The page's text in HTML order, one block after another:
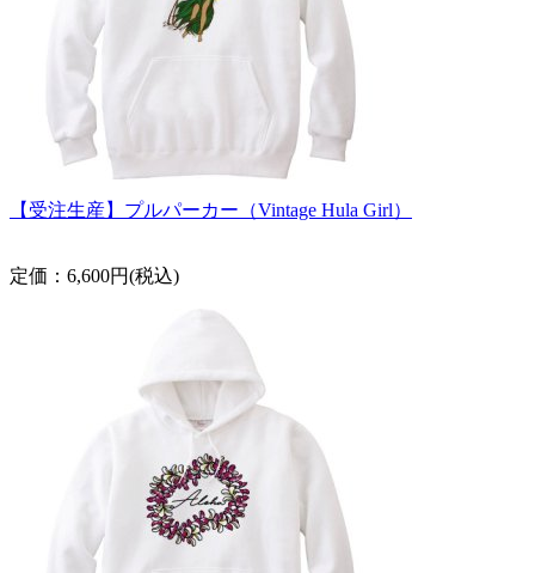
【受注生産】プルパーカー（Vintage Hula Girl）
定価：6,600円(税込)